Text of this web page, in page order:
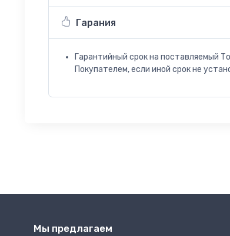
Гарания
Гарантийный срок на поставляемый
Покупателем, если иной срок не
Мы предлагаем